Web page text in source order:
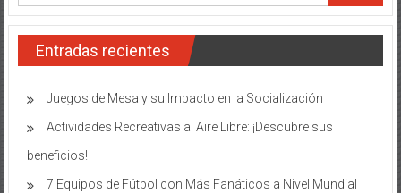
que
o
Entradas recientes
Juegos de Mesa y su Impacto en la Socialización
Actividades Recreativas al Aire Libre: ¡Descubre sus
beneficios!
7 Equipos de Fútbol con Más Fanáticos a Nivel Mundial